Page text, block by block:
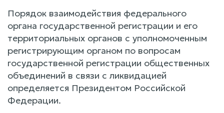
Порядок взаимодействия федерального
органа государственной регистрации и его
территориальных органов с уполномоченным
регистрирующим органом по вопросам
государственной регистрации общественных
объединений в связи с ликвидацией
определяется Президентом Российской
Федерации.